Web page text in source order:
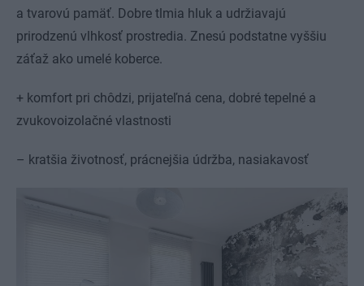
a tvarovú pamäť. Dobre tlmia hluk a udržiavajú
prirodzenú vlhkosť prostredia. Znesú podstatne vyššiu
záťaž ako umelé koberce.
+ komfort pri chôdzi, prijateľná cena, dobré tepelné a
zvukovoizolačné vlastnosti
– kratšia životnosť, prácnejšia údržba, nasiakavosť